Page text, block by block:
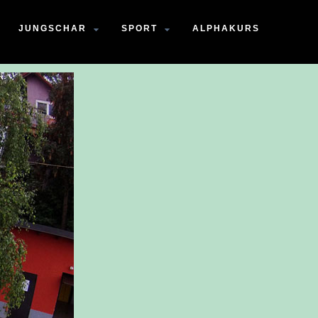
JUNGSCHAR SPORT ALPHAKURS